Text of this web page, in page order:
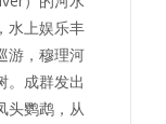
水上娱乐丰
游，穆理河
。成群发出
头鹦鹉，从